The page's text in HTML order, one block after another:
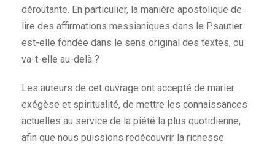
déroutante. En particulier, la manière apostolique de
lire des affirmations messianiques dans le Psautier
est-elle fondée dans le sens original des textes, ou
va-t-elle au-delà ?
Les auteurs de cet ouvrage ont accepté de marier
exégèse et spiritualité, de mettre les connaissances
actuelles au service de la piété la plus quotidienne,
afin que nous puissions redécouvrir la richesse